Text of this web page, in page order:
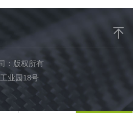
：版权所有
业园18号